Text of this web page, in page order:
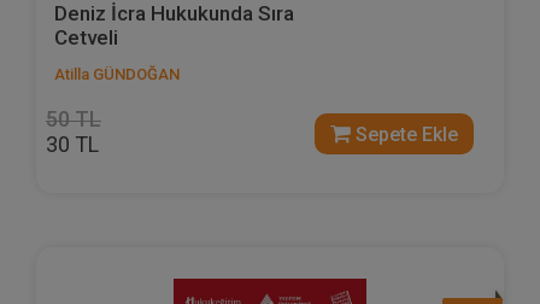
Deniz İcra Hukukunda Sıra
Cetveli
Atilla GÜNDOĞAN
50 TL
30 TL Sepete Ekle